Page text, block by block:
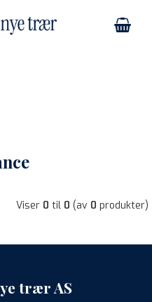
Viser 0 til 0 (av 0 produkter)
trær AS